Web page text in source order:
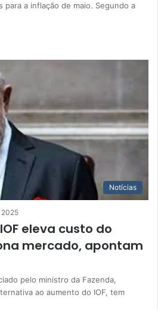
para a inflação de maio. Segundo a
Notícias
2025
eleva custo do
mercado, apontam
pelo ministro da Fazenda,
ao aumento do IOF, tem